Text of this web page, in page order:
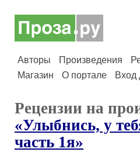
Авторы Произведения
Магазин
О портале Вход
Рецензии на
«Улыбнись, у
часть 1я»